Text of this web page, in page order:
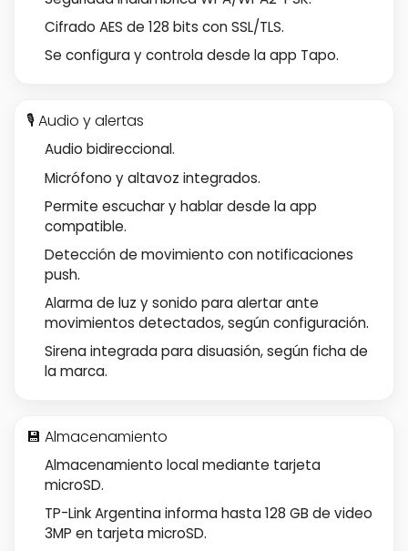
Cifrado AES de 128 bits con SSL/TLS.
Se configura y controla desde la app Tapo.
🎙️ Audio y alertas
Audio bidireccional.
Micrófono y altavoz integrados.
Permite escuchar y hablar desde la app
compatible.
Detección de movimiento con notificaciones
push.
Alarma de luz y sonido para alertar ante
movimientos detectados, según configuración.
Sirena integrada para disuasión, según ficha de
la marca.
💾 Almacenamiento
Almacenamiento local mediante tarjeta
microSD.
TP-Link Argentina informa hasta 128 GB de video
3MP en tarjeta microSD.